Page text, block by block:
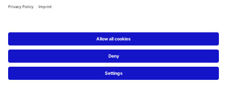
Pinterest
Blog
Linked In